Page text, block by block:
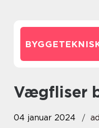
vægfliser
04 januar 2024